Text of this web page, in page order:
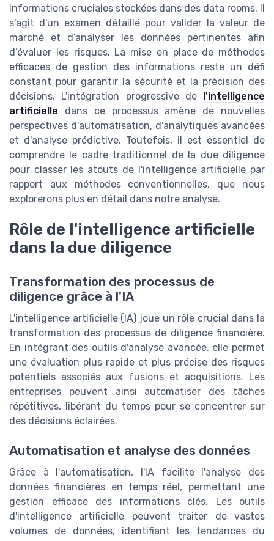
informations cruciales stockées dans des data rooms. Il
s'agit d'un examen détaillé pour valider la valeur de
marché et d’analyser les données pertinentes afin
d’évaluer les risques. La mise en place de méthodes
efficaces de gestion des informations reste un défi
constant pour garantir la sécurité et la précision des
décisions. L'intégration progressive de l'intelligence
artificielle dans ce processus amène de nouvelles
perspectives d'automatisation, d'analytiques avancées
et d'analyse prédictive. Toutefois, il est essentiel de
comprendre le cadre traditionnel de la due diligence
pour classer les atouts de l'intelligence artificielle par
rapport aux méthodes conventionnelles, que nous
explorerons plus en détail dans notre analyse.
Rôle de l'intelligence artificielle
dans la due diligence
Transformation des processus de
diligence grâce à l'IA
L'intelligence artificielle (IA) joue un rôle crucial dans la
transformation des processus de diligence financière.
En intégrant des outils d'analyse avancée, elle permet
une évaluation plus rapide et plus précise des risques
potentiels associés aux fusions et acquisitions. Les
entreprises peuvent ainsi automatiser des tâches
répétitives, libérant du temps pour se concentrer sur
des décisions éclairées.
Automatisation et analyse des données
Grâce à l'automatisation, l'IA facilite l'analyse des
données financières en temps réel, permettant une
gestion efficace des informations clés. Les outils
d'intelligence artificielle peuvent traiter de vastes
volumes de données, identifiant les tendances du